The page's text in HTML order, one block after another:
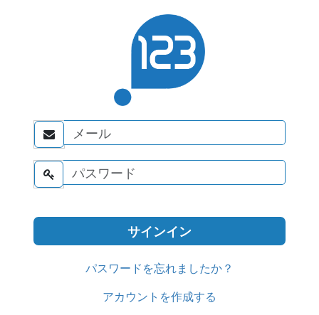


パスワードを忘れましたか？
アカウントを作成する